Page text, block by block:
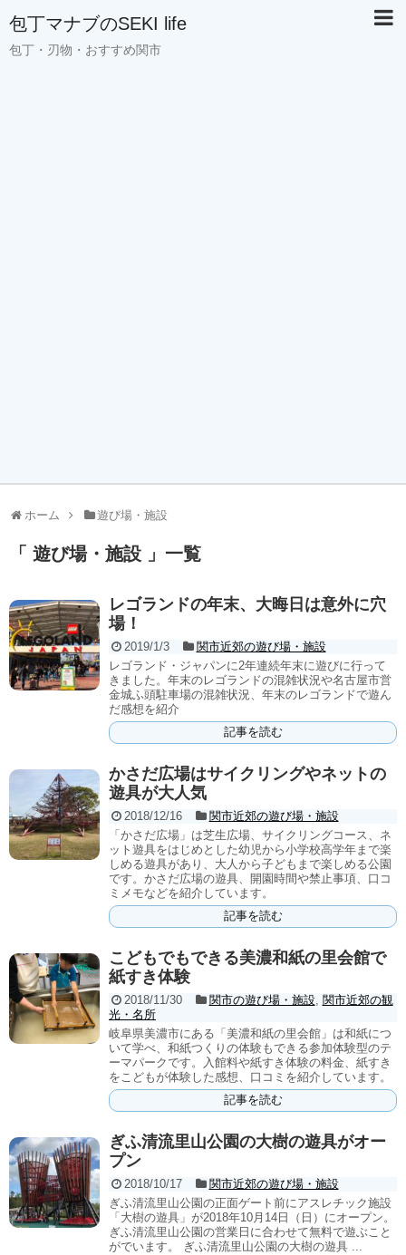
包丁マナブのSEKI life
包丁・刃物・おすすめ関市
ホーム 遊び場・施設
「 遊び場・施設 」一覧
レゴランドの年末、大晦日は意外に穴
場！
2019/1/3
関市近郊の遊び場・施設
レゴランド・ジャパンに2年連続年末に遊びに行って
きました。年末のレゴランドの混雑状況や名古屋市営
金城ふ頭駐車場の混雑状況、年末のレゴランドで遊ん
だ感想を紹介
記事を読む
かさだ広場はサイクリングやネットの
遊具が大人気
2018/12/16
関市近郊の遊び場・施設
「かさだ広場」は芝生広場、サイクリングコース、ネ
ット遊具をはじめとした幼児から小学校高学年まで楽
しめる遊具があり、大人から子どもまで楽しめる公園
です。かさだ広場の遊具、開園時間や禁止事項、口コ
ミメモなどを紹介しています。
記事を読む
こどもでもできる美濃和紙の里会館で
紙すき体験
2018/11/30 関市の遊び場・施設, 関市近郊の観
光・名所
岐阜県美濃市にある「美濃和紙の里会館」は和紙につ
いて学べ、和紙つくりの体験もできる参加体験型のテ
ーマパークです。入館料や紙すき体験の料金、紙すき
をこどもが体験した感想、口コミを紹介しています。
記事を読む
ぎふ清流里山公園の大樹の遊具がオー
プン
2018/10/17
関市近郊の遊び場・施設
ぎふ清流里山公園の正面ゲート前にアスレチック施設
「大樹の遊具」が2018年10月14日（日）にオープン。
ぎふ清流里山公園の営業日に合わせて無料で遊ぶこと
がでいます。 ぎふ清流里山公園の大樹の遊具 ...